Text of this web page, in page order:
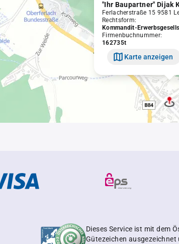
"Ihr Baupartner" Dijak
Ferlacherstraße 15 9581
Rechtsform:
Kommandit-
Firmenbuchnummer:
162735t
Karte anzeigen
Dieses Service ist mit dem
Gütezeichen